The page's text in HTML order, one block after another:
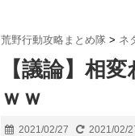
荒野行動攻略まとめ隊 > ネ
【議論】相
ｗｗ
2021/02/27 2021/02/